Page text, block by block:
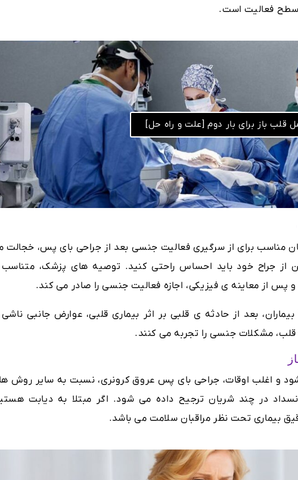
سطح فعالیت است.
قلب باز برای بار دوم [علت و راه حل]
مناسب برای از سرگیری فعالیت جنسی بعد از جراحی بای پس، خجالت
از جراح خود باید احساس راحتی کنید. توصیه های پزشک، متناسب
پس از معاینه ی فیزیکی، اجازه فعالیت جنسی را صادر می کند.
توجه داشته باشید که 50 تا 75% بیماران، بعد از حادثه ی قلبی بر اثر بیماری قلبی، عوارض جانبی
قلب، مشکلات جنسی را تجربه می کنند.
و اغلب اوقات، جراحی بای پس عروق کرونری، نسبت به سایر روش
انسداد در چند شریان ترجیح داده می شود. اگر مبتلا به دیابت
بیماری تحت نظر مراقبان سلامت می باشد.